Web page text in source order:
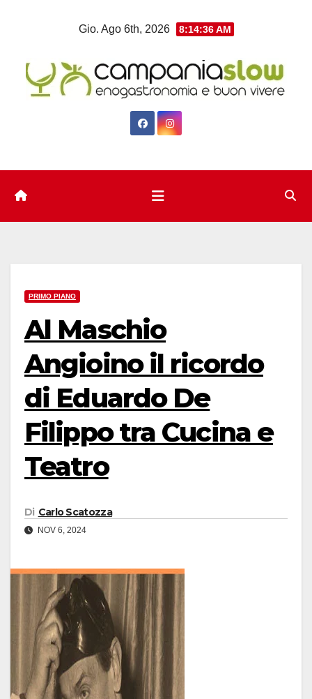
Gio. Ago 6th, 2026 8:14:36 AM
PRIMO PIANO
Al Maschio
Angioino il ricordo
di Eduardo De
Filippo tra Cucina e
Teatro
Di Carlo Scatozza
NOV 6, 2024